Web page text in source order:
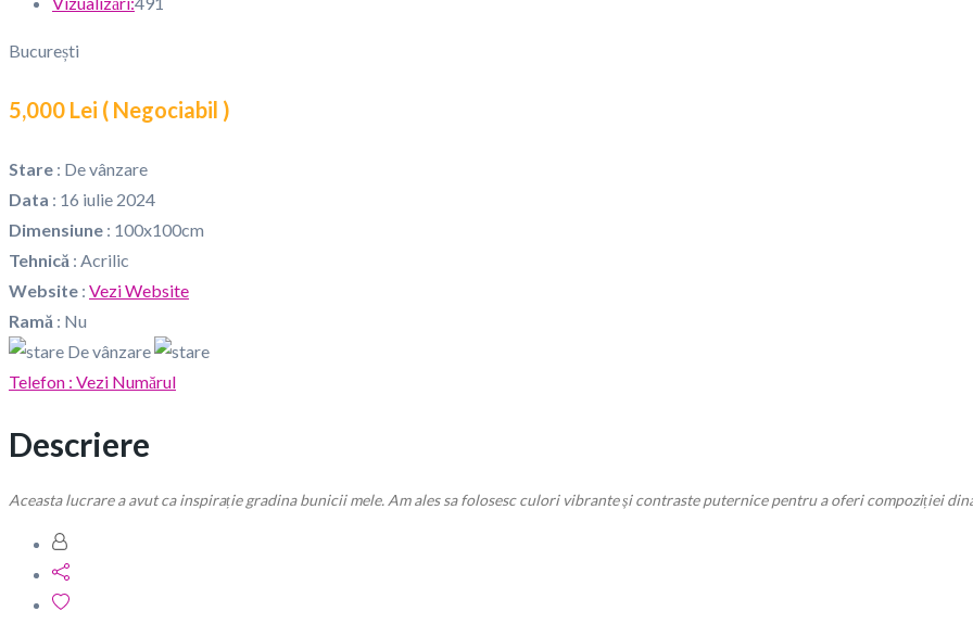
București
5,000 Lei ( Negociabil )
Stare : De vânzare
Data : 16 iulie 2024
Dimensiune : 100x100cm
Tehnică : Acrilic
Website : Vezi Website
Ramă : Nu
De vânzare
Telefon : Vezi Numărul
Descriere
Aceasta lucrare a avut ca inspirație gradina bunicii mele. Am ales sa folosesc culori vibrante și contraste puternice pentru a oferi compoziției